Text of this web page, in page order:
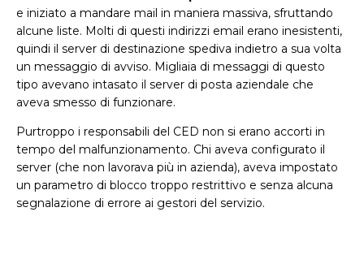
e iniziato a mandare mail in maniera massiva, sfruttando
alcune liste. Molti di questi indirizzi email erano inesistenti,
quindi il server di destinazione spediva indietro a sua volta
un messaggio di avviso. Migliaia di messaggi di questo
tipo avevano intasato il server di posta aziendale che
aveva smesso di funzionare.
Purtroppo i responsabili del CED non si erano accorti in
tempo del malfunzionamento. Chi aveva configurato il
server (che non lavorava più in azienda), aveva impostato
un parametro di blocco troppo restrittivo e senza alcuna
segnalazione di errore ai gestori del servizio.